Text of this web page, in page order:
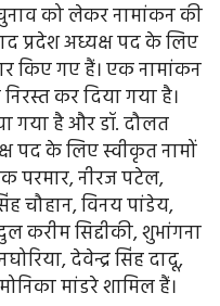
को लेकर नामांकन की
प्रदेश अध्यक्ष पद के लिए
किए गए हैं। एक नामांकन
कर दिया गया है।
गया है और डॉ. दौलत
पद के लिए स्वीकृत नामों
परमार, नीरज पटेल,
चौहान, विनय पांडेय,
करीम सिद्दीकी, शुभांगना
देवेन्द्र सिंह दादू,
मांडरे शामिल हैं।